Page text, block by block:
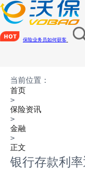
保险业务员如何获客
当前位置：
首页
>
保险资讯
>
金融
>
正文
银行存款利率